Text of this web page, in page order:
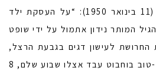
ילד בן 12. עיתון ‘חרות’ (11 בינואר 1950): “על העסקת ילד
הגיל המותר נידון אתמול על ידי שופט
לעישון דגים בגבעת הרצל,
מר צבי פסצ’ן. הילד סימן-טוב בוחבוט עבד אצלו שבוע שלם, 8